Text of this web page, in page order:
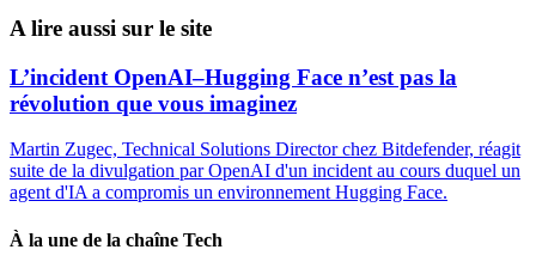
A lire aussi sur le site
L’incident OpenAI–Hugging Face n’est pas la
révolution que vous imaginez
Martin Zugec, Technical Solutions Director chez Bitdefender, réagit
suite de la divulgation par OpenAI d'un incident au cours duquel un
agent d'IA a compromis un environnement Hugging Face.
À la une de la chaîne Tech